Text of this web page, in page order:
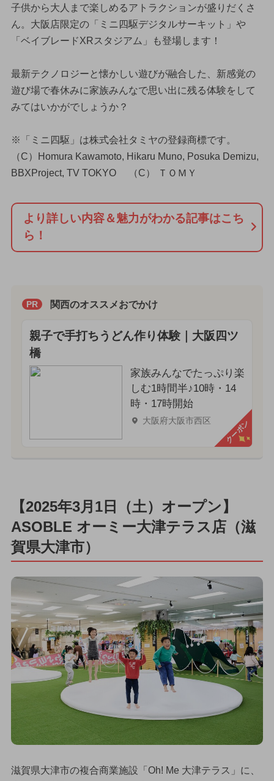
子供から大人まで楽しめるアトラクションが盛りだくさ
ん。大阪店限定の「ミニ四駆デジタルサーキット」や
「ベイブレードXRスタジアム」も登場します！
最新テクノロジーと懐かしい遊びが融合した、新感覚の
遊び場で春休みに家族みんなで思い出に残る体験をして
みてはいかがでしょうか？
※「ミニ四駆」は株式会社タミヤの登録商標です。
（C）Homura Kawamoto, Hikaru Muno, Posuka Demizu,
BBXProject, TV TOKYO （C） ＴＯＭＹ
より詳しい内容＆魅力がわかる記事はこち
ら！
PR 関西のオススメおでかけ
親子で手打ちうどん作り体験｜大阪四ツ
橋
家族みんなでたっぷり楽
しむ1時間半♪10時・14
時・17時開始
大阪府大阪市西区 クーポン
【2025年3月1日（土）オープン】
ASOBLE オーミー大津テラス店（滋
賀県大津市）
滋賀県大津市の複合商業施設「Oh! Me 大津テラス」に、